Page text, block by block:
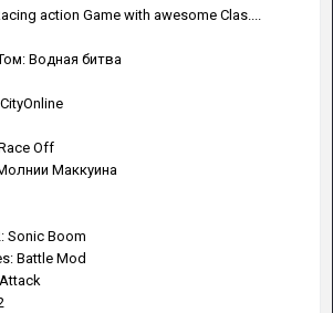
action Game with awesome Clas....
Водная битва
Off
Маккуина
Sonic Boom
Battle Mod